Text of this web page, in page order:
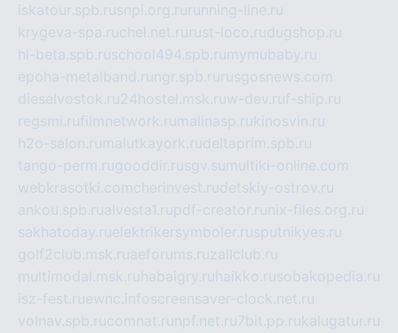
iskatour.spb.rusnpi.org.ru running-line.ru
krygeva-spa.ruchel.net.ru rust-loco.rudugshop.ru
hl-beta.spb.ruschool494.spb.ru mymubaby.ru
epoha-metalband.ru ngr.spb.ru rusgosnews.com
dieselvostok.ru24hostel.msk.ruw-dev.ruf-ship.ru
regsmi.rufilmnetwork.ru malinasp.rukinosvin.ru
h2o-salon.ru malutkayork.rudeltaprim.spb.ru
tango-perm.rugooddir.rusgv.su multiki-online.com
webkrasotki.comcherinvest.rudetskiy-ostrov.ru
ankou.spb.rualvesta1.rupdf-creator.ru nix-files.org.ru
sakhatoday.ruelektrikersymboler.rusputnikyes.ru
golf2club.msk.ruaeforums.ruzallclub.ru
multimodal.msk.ru habaigry.ru haikko.rusobakopedia.ru
isz-fest.ruewnc.infoscreensaver-clock.net.ru
volnav.spb.rucomnat.ru npf.net.ru7bit.pp.rukalugatur.ru